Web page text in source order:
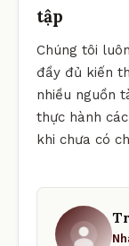
tập
Chúng tôi
đầy đủ kiến
nhiều nguồn
thực hành
khi chưa có